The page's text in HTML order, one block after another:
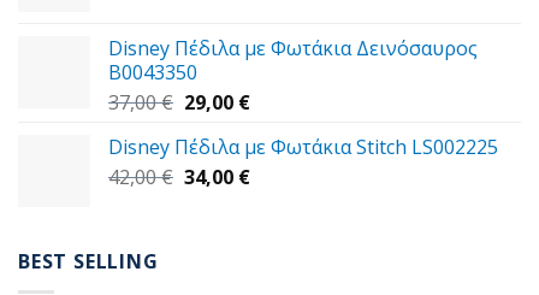
59,00 €.είναι:
Disney Πέδιλα με Φωτάκια Δεινόσαυρος
B0043350
37,00€ Original
was:
37,00 €.
29,00 €Η
τιμή
είναι:
Disney Πέδιλα με Φωτάκια Stitch LS002225
42,00€ Original
34,00 €Η
BEST SELLING